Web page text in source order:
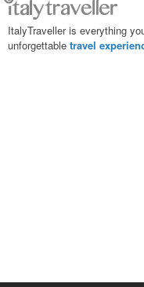
ItalyTraveller is everything
unforgettable travel
P.Iva, C.F. e n.Reg.Imprese